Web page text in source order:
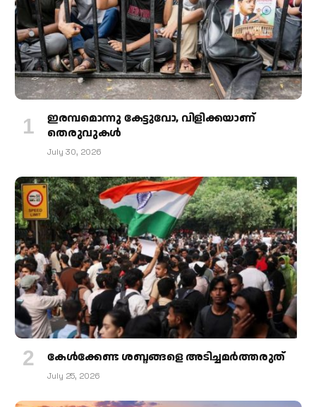
ഇരമ്പമൊന്നു കേട്ടുവോ, വിളിക്കയാണ്
തെരുവുകള്‍
July 30, 2026
കേള്‍ക്കേണ്ട ശബ്ദങ്ങളെ അടിച്ചമര്‍ത്തരുത്
July 25, 2026